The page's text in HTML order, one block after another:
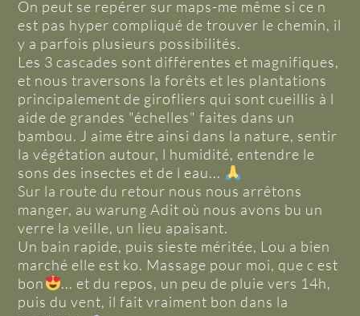
On peut se repérer sur maps-me même si ce n
est pas hyper compliqué de trouver le chemin, il
y a parfois plusieurs possibilités.
Les 3 cascades sont différentes et magnifiques,
et nous traversons la forêts et les plantations
principalement de girofliers qui sont cueillis à l
aide de grandes "échelles" faites dans un
bambou. J aime être ainsi dans la nature, sentir
la végétation autour, l humidité, entendre le
sons des insectes et de l eau...
Sur la route du retour nous nous arrêtons
manger, au warung Adit où nous avons bu un
verre la veille, un lieu apaisant.
Un bain rapide, puis sieste méritée, Lou a bien
marché elle est ko. Massage pour moi, que c est
bon
... et du repos, un peu de pluie vers 14h,
puis du vent, il fait vraiment bon dans la